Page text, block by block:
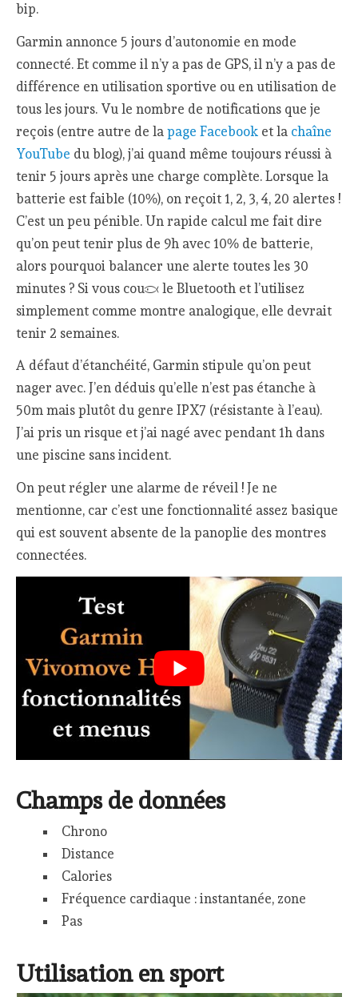
bip.
Garmin annonce 5 jours d’autonomie en mode
connecté. Et comme il n’y a pas de GPS, il n’y a pas de
différence en utilisation sportive ou en utilisation de
tous les jours. Vu le nombre de notifications que je
reçois (entre autre de lapage Facebook et la chaîne
YouTube du blog), j’ai quand même toujours réussi à
tenir 5 jours après une charge complète. Lorsque la
batterie est faible (10%), on reçoit 1, 2, 3, 4, 20 alertes !
C’est un peu pénible. Un rapide calcul me fait dire
qu’on peut tenir plus de 9h avec 10% de batterie,
alors pourquoi balancer une alerte toutes les 30
minutes ? Si vous coupez le Bluetooth et l’utilisez
simplement comme montre analogique, elle devrait
tenir 2 semaines.
A défaut d’étanchéité, Garmin stipule qu’on peut
nager avec. J’en déduis qu’elle n’est pas étanche à
50m mais plutôt du genre IPX7 (résistante à l’eau).
J’ai pris un risque et j’ai nagé avec pendant 1h dans
une piscine sans incident.
On peut régler une alarme de réveil ! Je ne
mentionne, car c’est une fonctionnalité assez basique
qui est souvent absente de la panoplie des montres
connectées.
Champs de données
Chrono
Distance
Calories
Fréquence cardiaque : instantanée, zone
Pas
Utilisation en sport